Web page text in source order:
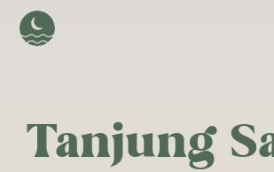
Tanjung